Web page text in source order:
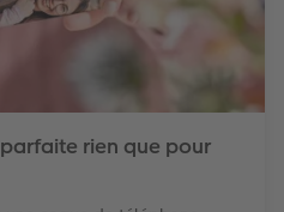
rien que pour